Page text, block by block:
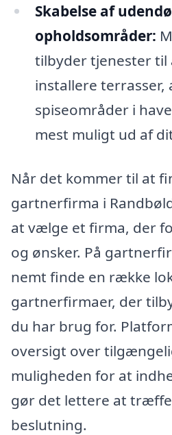
Skabelse af
opholdsområder:
tilbyder tjenester til
installere terrasser,
spiseområder i
mest muligt ud af
Når det kommer til at
gartnerfirma i
at vælge et firma, der
og ønsker. På
nemt finde en række
gartnerfirmaer, der
du har brug for.
oversigt over
muligheden for at
gør det lettere at
beslutning.